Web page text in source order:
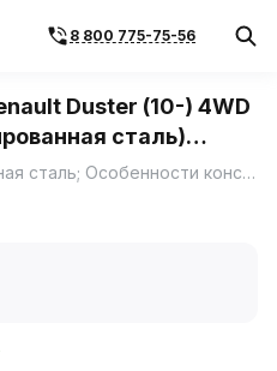
8 800 775-75-56
Duster (10-) 4WD
сталь)
Материал: Алюминизированная сталь; Особенности конструкции: Шумопоглощающая набивка E-GLASS; Дополнительная информация: Этикетка изделия может отличаться от представленной на фото; Форма изделия: Овал; Диаметр корпуса D-1, мм: 221; Диаметр корпуса D-2, мм: 131; Длина корпуса камеры, мм: 380; Диаметр перфор.